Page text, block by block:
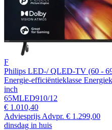
F
Philips LED-/ QLED-TV (60 -
Energie-efficiëntieklasse
inch
65MLED910/12
€ 1.010,40
Adviesprijs Advpr. € 1.299,00
dinsdag in huis